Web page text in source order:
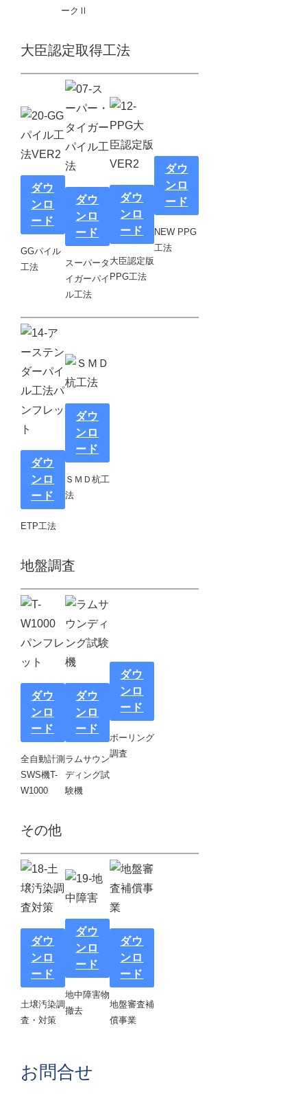
ークⅡ
大臣認定取得工法
ダウ
ンロ
ード
GGパイル
工法
ダウ
ンロ
ード
スーパータ
イガーパイ
ル工法
ダウ
ンロ
ード
大臣認定版
PPG工法
ダウ
ンロ
ード
NEW PPG
工法
ダウ
ンロ
ード
ETP工法
ダウ
ンロ
ード
ＳＭＤ杭工
法
地盤調査
ダウ
ンロ
ード
全自動計測
SWS機T-
W1000
ダウ
ンロ
ード
ラムサウン
ディング試
験機
ダウ
ンロ
ード
ボーリング
調査
その他
ダウ
ンロ
ード
土壌汚染調
査・対策
ダウ
ンロ
ード
地中障害物
撤去
ダウ
ンロ
ード
地盤審査補
償事業
お問合せ